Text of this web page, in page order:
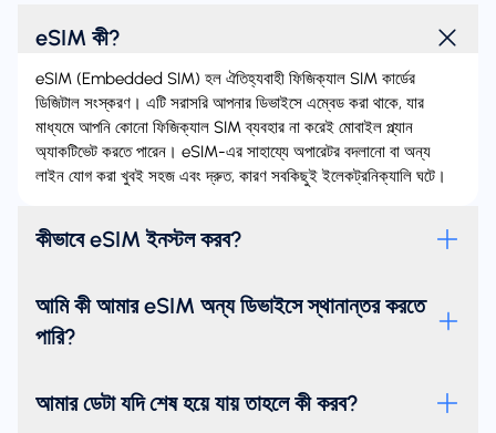
eSIM কী?
eSIM (Embedded SIM) হল ঐতিহ্যবাহী ফিজিক্যাল SIM কার্ডের
ডিজিটাল সংস্করণ। এটি সরাসরি আপনার ডিভাইসে এম্বেড করা থাকে, যার
মাধ্যমে আপনি কোনো ফিজিক্যাল SIM ব্যবহার না করেই মোবাইল প্ল্যান
অ্যাকটিভেট করতে পারেন। eSIM-এর সাহায্যে অপারেটর বদলানো বা অন্য
লাইন যোগ করা খুবই সহজ এবং দ্রুত, কারণ সবকিছুই ইলেকট্রনিক্যালি ঘটে।
কীভাবে eSIM ইনস্টল করব?
আমি কী আমার eSIM অন্য ডিভাইসে স্থানান্তর করতে
পারি?
আমার ডেটা যদি শেষ হয়ে যায় তাহলে কী করব?